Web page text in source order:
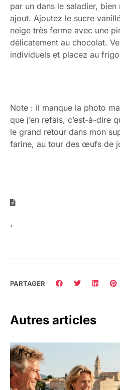
par un dans le saladier,
ajout. Ajoutez le sucre
neige très ferme avec une
délicatement au chocolat.
individuels et placez au
Note : il manque la photo
que j’en refais, c’est-à-dire
le grand retour dans mon
farine, au tour des œufs de
‘
PARTAGER
Autres articles